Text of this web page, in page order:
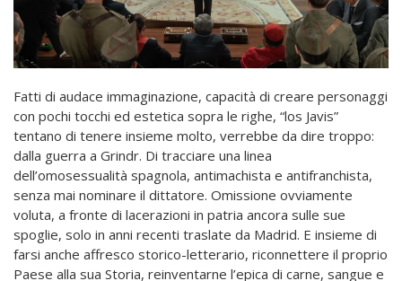
Fatti di audace immaginazione, capacità di creare personaggi
con pochi tocchi ed estetica sopra le righe, “los Javis”
tentano di tenere insieme molto, verrebbe da dire troppo:
dalla guerra a Grindr. Di tracciare una linea
dell’omosessualità spagnola, antimachista e antifranchista,
senza mai nominare il dittatore. Omissione ovviamente
voluta, a fronte di lacerazioni in patria ancora sulle sue
spoglie, solo in anni recenti traslate da Madrid. E insieme di
farsi anche affresco storico-letterario, riconnettere il proprio
Paese alla sua Storia, reinventarne l’epica di carne, sangue e